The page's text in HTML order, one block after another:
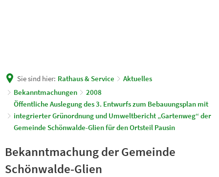
Sie sind hier: Rathaus & Service
Aktuelles
Bekanntmachungen
2008
Öffentliche Auslegung des 3. Entwurfs zum Bebauungsplan mit
integrierter Grünordnung und Umweltbericht „Gartenweg“ der
Gemeinde Schönwalde-Glien für den Ortsteil Pausin
Bekanntmachung der Gemeinde
Schönwalde-Glien